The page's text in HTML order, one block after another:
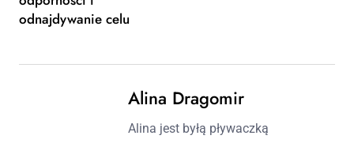
odnajdywanie celu
Alina Dragomir
Alina jest byłą pływaczką